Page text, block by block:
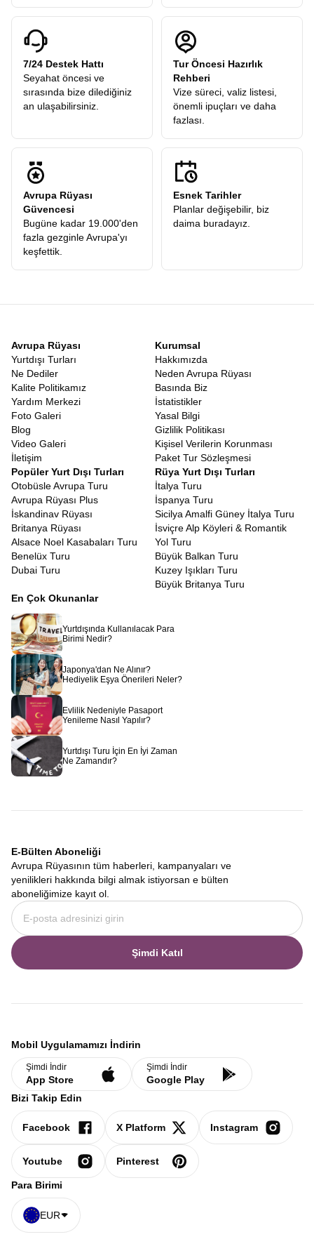
7/24 Destek Hattı
Seyahat öncesi ve
sırasında bize dilediğiniz
an ulaşabilirsiniz.
Tur Öncesi Hazırlık
Rehberi
Vize süreci, valiz listesi,
önemli ipuçları ve daha
fazlası.
Avrupa Rüyası
Güvencesi
Bugüne kadar 19.000'den
fazla gezginle Avrupa'yı
keşfettik.
Esnek Tarihler
Planlar değişebilir, biz
daima buradayız.
Avrupa Rüyası
Yurtdışı Turları
Ne Dediler
Kalite Politikamız
Yardım Merkezi
Foto Galeri
Blog
Video Galeri
İletişim
Kurumsal
Hakkımızda
Neden Avrupa Rüyası
Basında Biz
İstatistikler
Yasal Bilgi
Gizlilik Politikası
Kişisel Verilerin Korunması
Paket Tur Sözleşmesi
Popüler Yurt Dışı Turları
Otobüsle Avrupa Turu
Avrupa Rüyası Plus
İskandinav Rüyası
Britanya Rüyası
Alsace Noel Kasabaları Turu
Benelüx Turu
Dubai Turu
Rüya Yurt Dışı Turları
İtalya Turu
İspanya Turu
Sicilya Amalfi Güney İtalya Turu
İsviçre Alp Köyleri & Romantik
Yol Turu
Büyük Balkan Turu
Kuzey Işıkları Turu
Büyük Britanya Turu
En Çok Okunanlar
Yurtdışında Kullanılacak Para
Birimi Nedir?
Japonya'dan Ne Alınır?
Hediyelik Eşya Önerileri Neler?
Evlilik Nedeniyle Pasaport
Yenileme Nasıl Yapılır?
Yurtdışı Turu İçin En İyi Zaman
Ne Zamandır?
E-Bülten Aboneliği
Avrupa Rüyasının tüm haberleri, kampanyaları ve
yenilikleri hakkında bilgi almak istiyorsan e bülten
aboneliğimize kayıt ol.
Şimdi Katıl
Mobil Uygulamamızı İndirin
Şimdi İndir
App Store
Şimdi İndir
Google Play
Bizi Takip Edin
Facebook X Platform Instagram
Youtube Pinterest
Para Birimi
EUR